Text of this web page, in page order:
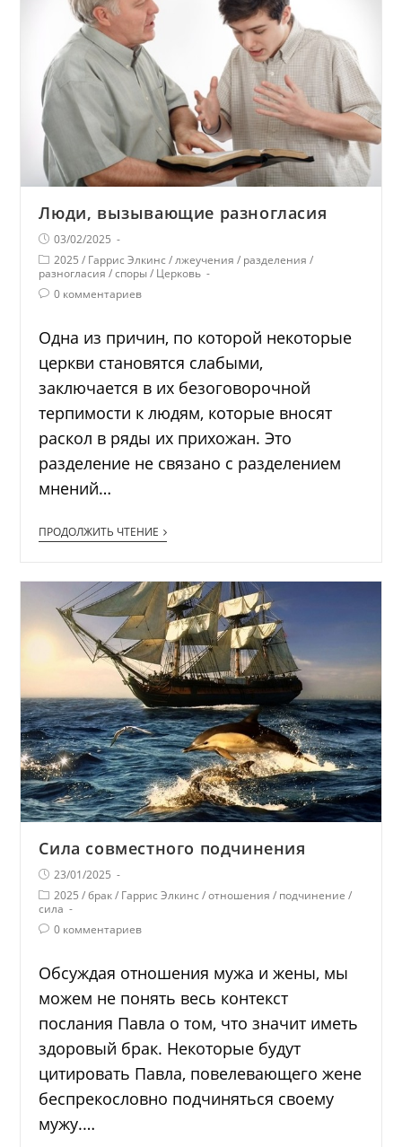
Люди, вызывающие разногласия
03/02/2025
2025 / Гаррис Элкинс / лжеучения / разделения /
разногласия / споры / Церковь
0 комментариев
Одна из причин, по которой некоторые
церкви становятся слабыми,
заключается в их безоговорочной
терпимости к людям, которые вносят
раскол в ряды их прихожан. Это
разделение не связано с разделением
мнений…
ПРОДОЛЖИТЬ ЧТЕНИЕ
Сила совместного подчинения
23/01/2025
2025 / брак / Гаррис Элкинс / отношения / подчинение /
сила
0 комментариев
Обсуждая отношения мужа и жены, мы
можем не понять весь контекст
послания Павла о том, что значит иметь
здоровый брак. Некоторые будут
цитировать Павла, повелевающего жене
беспрекословно подчиняться своему
мужу.…